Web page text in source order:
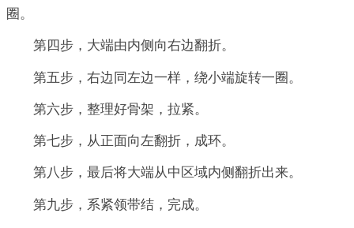
圈。
第四步，大端由内侧向右边翻折。
第五步，右边同左边一样，绕小端旋转一圈。
第六步，整理好骨架，拉紧。
第七步，从正面向左翻折，成环。
第八步，最后将大端从中区域内侧翻折出来。
第九步，系紧领带结，完成。